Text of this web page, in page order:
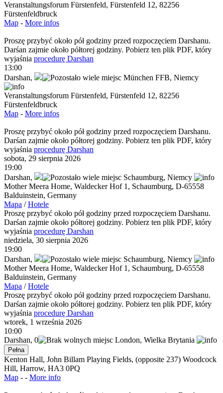
Veranstaltungsforum Fürstenfeld, Fürstenfeld 12, 82256
Fürstenfeldbruck
Map - More infos
Proszę przybyć około pół godziny przed rozpoczęciem Darshanu.
Darśan zajmie około półtorej godziny. Pobierz ten plik PDF, który
wyjaśnia procedurę Darshan
13:00
Darshan, München FFB, Niemcy
Veranstaltungsforum Fürstenfeld, Fürstenfeld 12, 82256
Fürstenfeldbruck
Map - More infos
Proszę przybyć około pół godziny przed rozpoczęciem Darshanu.
Darśan zajmie około półtorej godziny. Pobierz ten plik PDF, który
wyjaśnia procedurę Darshan
sobota, 29 sierpnia 2026
19:00
Darshan, Schaumburg, Niemcy
Mother Meera Home, Waldecker Hof 1, Schaumburg, D-65558
Balduinstein, Germany
Mapa /Hotele
Proszę przybyć około pół godziny przed rozpoczęciem Darshanu.
Darśan zajmie około półtorej godziny. Pobierz ten plik PDF, który
wyjaśnia procedurę Darshan
niedziela, 30 sierpnia 2026
19:00
Darshan, Schaumburg, Niemcy
Mother Meera Home, Waldecker Hof 1, Schaumburg, D-65558
Balduinstein, Germany
Mapa /Hotele
Proszę przybyć około pół godziny przed rozpoczęciem Darshanu.
Darśan zajmie około półtorej godziny. Pobierz ten plik PDF, który
wyjaśnia procedurę Darshan
wtorek, 1 września 2026
10:00
Darshan, 0 London, Wielka Brytania
Pełna
Kenton Hall, John Billam Playing Fields, (opposite 237) Woodcock
Hill, Harrow, HA3 0PQ
Map - - More info